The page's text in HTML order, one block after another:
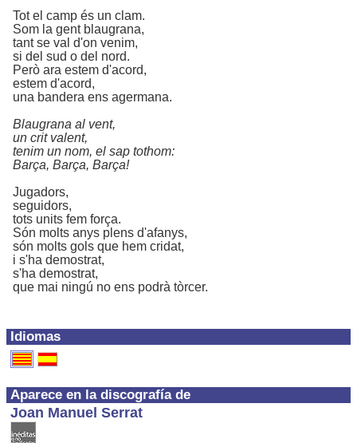
Idiomas
Aparece en la discografía de
Joan Manuel Serrat
Tot el camp és un clam.
Som la gent blaugrana,
tant se val d'on venim,
si del sud o del nord.
Però ara estem d'acord,
estem d'acord,
una bandera ens agermana.
Blaugrana al vent,
un crit valent,
tenim un nom, el sap tothom:
Barça, Barça, Barça!
Jugadors,
seguidors,
tots units fem força.
Són molts anys plens d'afanys,
són molts gols que hem cridat,
i s'ha demostrat,
s'ha demostrat,
que mai ningú no ens podrà tòrcer.